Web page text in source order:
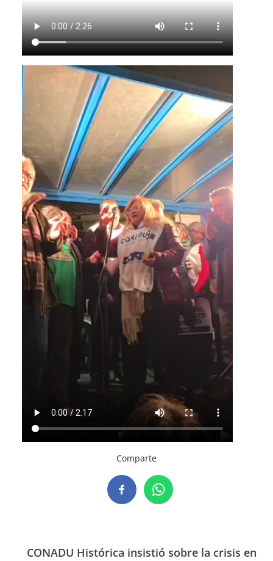
Comparte
CONADU Histórica insistió sobre la crisis en